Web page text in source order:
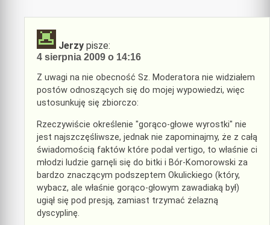
Jerzy pisze:
4 sierpnia 2009 o 14:16
Z uwagi na nie obecność Sz. Moderatora nie widziałem
postów odnoszących się do mojej wypowiedzi, więc
ustosunkuję się zbiorczo:
Rzeczywiście określenie "gorąco-głowe wyrostki" nie
jest najszczęśliwsze, jednak nie zapominajmy, że z całą
świadomością faktów które podał vertigo, to właśnie ci
młodzi ludzie garnęli się do bitki i Bór-Komorowski za
bardzo znaczącym podszeptem Okulickiego (który,
wybacz, ale właśnie gorąco-głowym zawadiaką był)
ugiął się pod presją, zamiast trzymać żelazną
dyscyplinę.